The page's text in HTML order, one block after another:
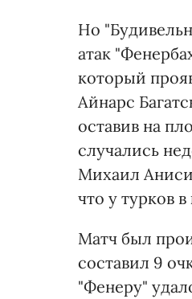
Но
атак
который
Айнарс
оставив на
случались
Михаил
что у турков
Матч был
составил 9
"Фенеру"